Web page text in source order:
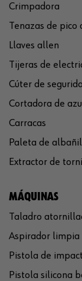
Crimpadora
Tenazas de pico
Llaves allen
Tijeras de
Cúter de
Cortadora de
Carracas
Paleta de albañil
Extractor de
MÁQUINAS
Taladro
Aspirador limpia
Pistola de
Pistola silicona